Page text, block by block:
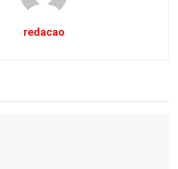
redacao